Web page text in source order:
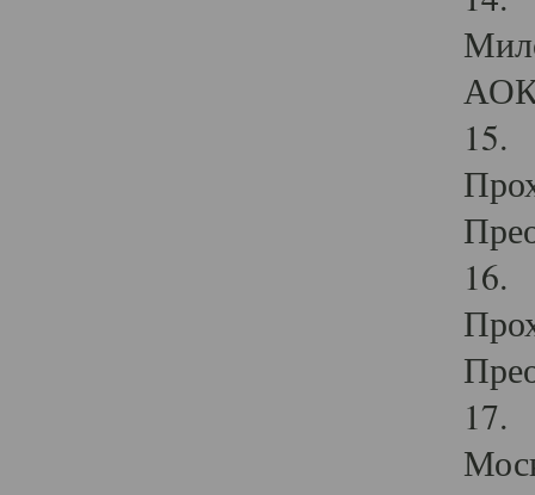
15.
16.
17.